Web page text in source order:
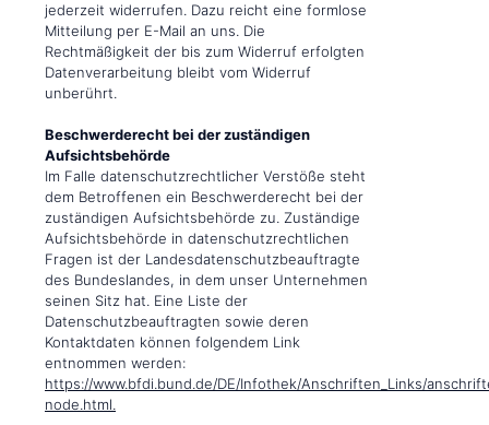
jederzeit widerrufen. Dazu reicht eine formlose
Mitteilung per E-Mail an uns. Die
Rechtmäßigkeit der bis zum Widerruf erfolgten
Datenverarbeitung bleibt vom Widerruf
unberührt.
Beschwerderecht bei der zuständigen
Aufsichtsbehörde
Im Falle datenschutzrechtlicher Verstöße steht
dem Betroffenen ein Beschwerderecht bei der
zuständigen Aufsichtsbehörde zu. Zuständige
Aufsichtsbehörde in datenschutzrechtlichen
Fragen ist der Landesdatenschutzbeauftragte
des Bundeslandes, in dem unser Unternehmen
seinen Sitz hat. Eine Liste der
Datenschutzbeauftragten sowie deren
Kontaktdaten können folgendem Link
entnommen werden:
https://www.bfdi.bund.de/DE/Infothek/Anschriften_Links/
node.html.